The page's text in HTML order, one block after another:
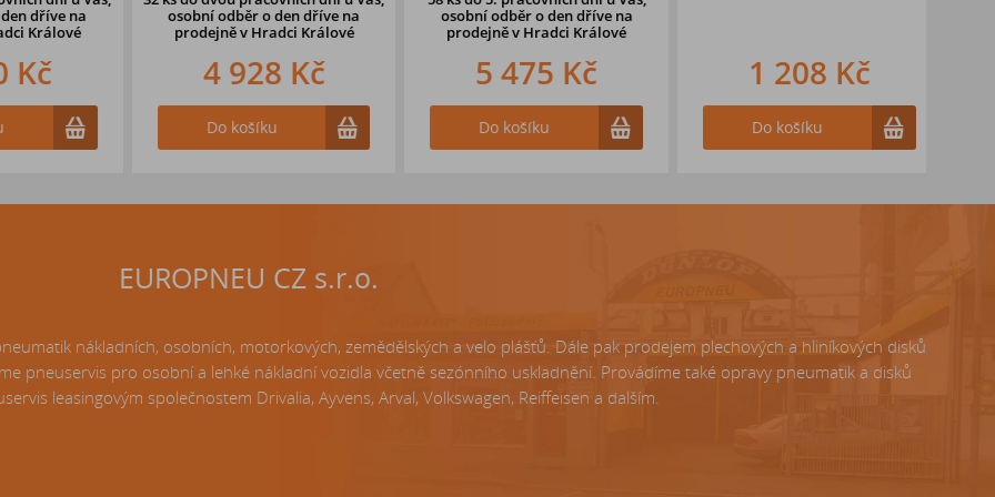
dřívena
Králové
osobní odběr o den dřívena
prodejně v Hradci Králové
4 928 Kč
Do košíku
osobní odběr o den dříve na
prodejněv Hradci Králové
5 475 Kč
Do košíku
1 208 Kč
Do košíku
EUROPNEU CZ s.r.o.
nákladních, osobních, motorkových, zemědělských a velo plášťů. Dále pak prodejem plechových a hliníkových disků
pneuservis pro osobní a lehké nákladní vozidla včetně sezónního uskladnění. Provádíme také opravy pneumatik a disků
leasingovým společnostem Drivalia, Ayvens, Arval, Volkswagen, Reiffeisen a dalším.